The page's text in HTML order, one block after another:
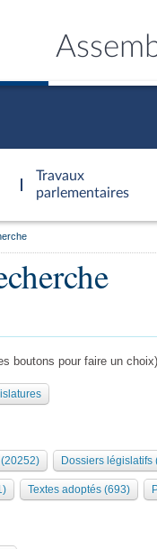
Travaux
parlementaires
Bureau Collège des
boutons pour faire un choix)
Dossiers législatifs
Textes adoptés (693)